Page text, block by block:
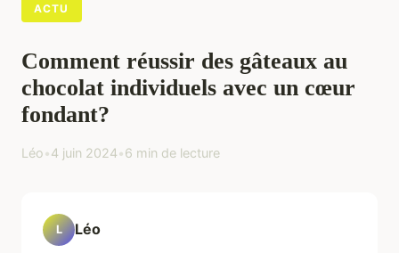
ACTU
Comment réussir des gâteaux au
chocolat individuels avec un cœur
fondant?
Léo•4 juin 2024•6 min de lecture
L Léo